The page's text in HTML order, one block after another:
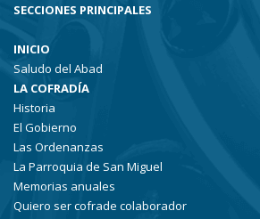
SECCIONES PRINCIPALES
INICIO
Saludo del Abad
LA COFRADÍA
Historia
El Gobierno
Las Ordenanzas
La Parroquia de San Miguel
Memorias anuales
Quiero ser cofrade colaborador